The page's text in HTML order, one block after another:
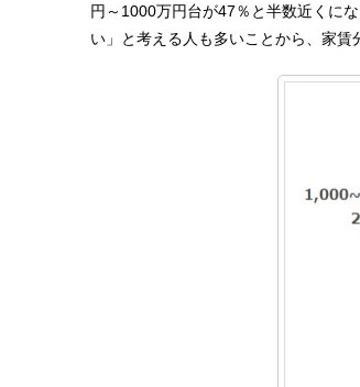
円～1000万円台が47％と半数近くに
い」と考える人も多いことから、家賃